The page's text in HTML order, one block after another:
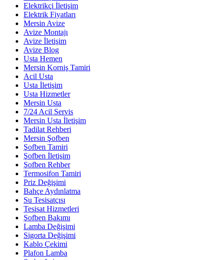
Elektrikçi İletişim
Elektrik Fiyatları
Mersin Avize
Avize Montajı
Avize İletişim
Avize Blog
Usta Hemen
Mersin Korniş Tamiri
Acil Usta
Usta İletişim
Usta Hizmetler
Mersin Usta
7/24 Acil Servis
Mersin Usta İletişim
Tadilat Rehberi
Mersin Şofben
Şofben Tamiri
Şofben İletişim
Şofben Rehber
Termosifon Tamiri
Priz Değişimi
Bahçe Aydınlatma
Su Tesisatçısı
Tesisat Hizmetleri
Şofben Bakımı
Lamba Değişimi
Sigorta Değişimi
Kablo Çekimi
Plafon Lamba